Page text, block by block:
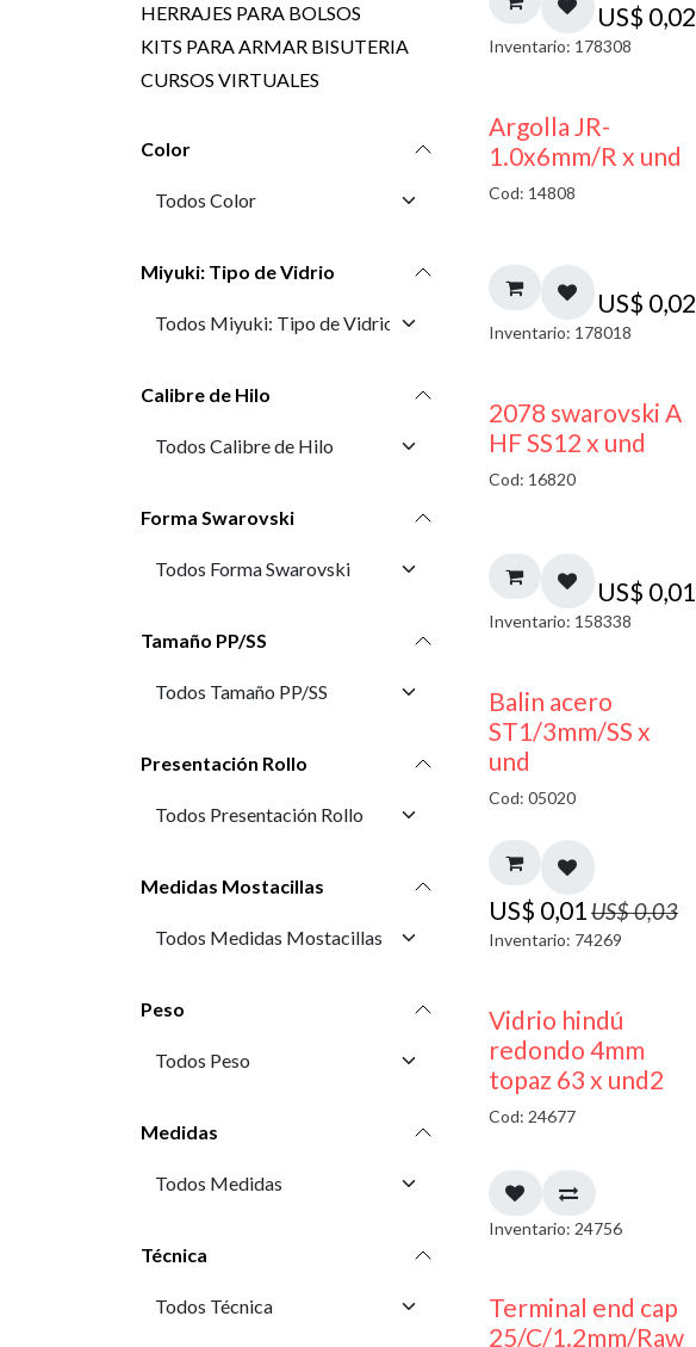
HERRAJES PARA BOLSOS
KITS PARA ARMAR BISUTERIA
CURSOS VIRTUALES
Color
Miyuki: Tipo de Vidrio
Calibre de Hilo
Forma Swarovski
Tamaño PP/SS
Presentación Rollo
Medidas Mostacillas
Peso
Medidas
Técnica
US$ 0,02
Inventario: 178308
Argolla JR-
1.0x6mm/R x und
Cod: 14808
US$ 0,02
Inventario: 178018
2078 swarovski A
HF SS12 x und
Cod: 16820
US$ 0,01
Inventario: 158338
50% DESCUENTO
Balin acero
ST1/3mm/SS x
und
Cod: 05020
US$ 0,01US$0,03
Inventario: 74269
40% DESCUENTO
Vidrio hindú
redondo 4mm
topaz 63 x und2
Cod: 24677
Inventario: 24756
Terminal end cap
25/C/1.2mm/Raw